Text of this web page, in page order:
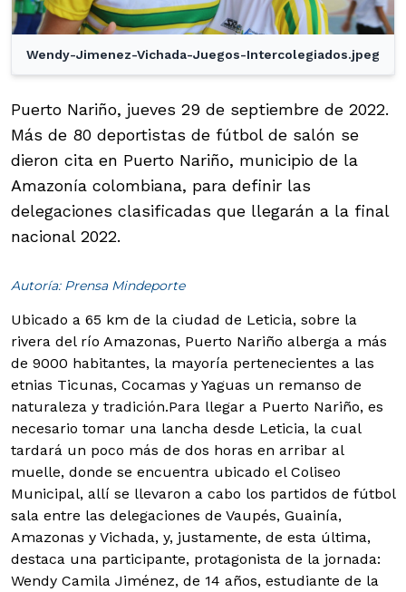
Wendy-Jimenez-Vichada-Juegos-Intercolegiados.jpeg
Puerto Nariño, jueves 29 de septiembre de 2022.
Más de 80 deportistas de fútbol de salón se
dieron cita en Puerto Nariño, municipio de la
Amazonía colombiana, para definir las
delegaciones clasificadas que llegarán a la final
nacional 2022.
Autoría: Prensa Mindeporte
Ubicado a 65 km de la ciudad de Leticia, sobre la
rivera del río Amazonas, Puerto Nariño alberga a más
de 9000 habitantes, la mayoría pertenecientes a las
etnias Ticunas, Cocamas y Yaguas un remanso de
naturaleza y tradición.Para llegar a Puerto Nariño, es
necesario tomar una lancha desde Leticia, la cual
tardará un poco más de dos horas en arribar al
muelle, donde se encuentra ubicado el Coliseo
Municipal, allí se llevaron a cabo los partidos de fútbol
sala entre las delegaciones de Vaupés, Guainía,
Amazonas y Vichada, y, justamente, de esta última,
destaca una participante, protagonista de la jornada:
Wendy Camila Jiménez, de 14 años, estudiante de la